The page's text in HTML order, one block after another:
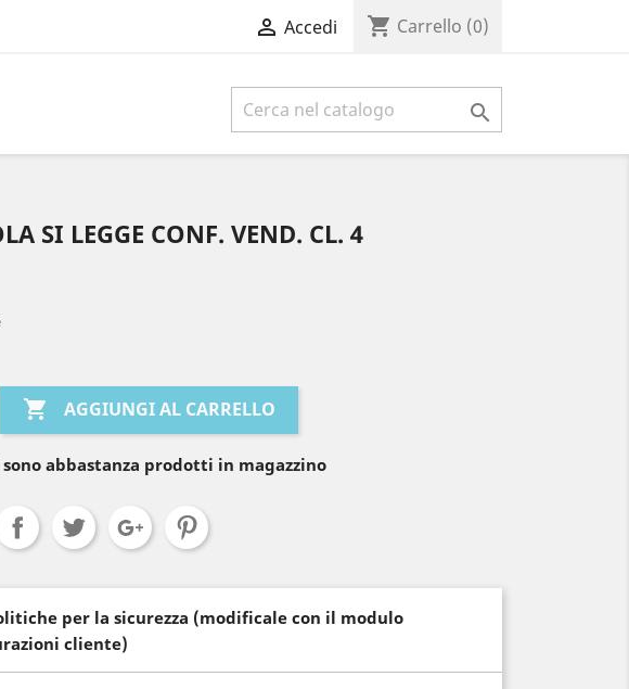
 Accedi shopping_cart Carrello (0)

SI LEGGE CONF. VEND. CL. 4
 AGGIUNGI AL CARRELLO
sono abbastanza prodotti in magazzino
per la sicurezza (modificale con il modulo
cliente)